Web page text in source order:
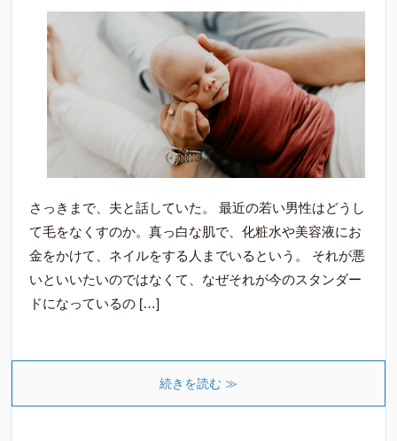
さっきまで、夫と話していた。 最近の若い男性はどうし
て毛をなくすのか。真っ白な肌で、化粧水や美容液にお
金をかけて、ネイルをする人までいるという。 それが悪
いといいたいのではなくて、なぜそれが今のスタンダー
ドになっているの […]
続きを読む ≫